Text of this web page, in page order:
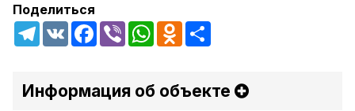
Поделиться
Telegram
VK Facebook
Viber WhatsAppOdnoklassniki
Информация об объекте